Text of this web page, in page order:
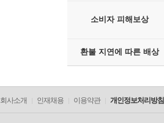
소비자 피해보상
환불 지연에 따른 배상
회사소개 인재채용 이용약관 개인정보처리방침